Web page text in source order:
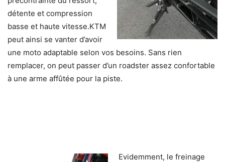
détente et compression
basse et haute vitesse.KTM
peut ainsi se vanter d’avoir
une moto adaptable selon vos besoins. Sans rien
remplacer, on peut passer d’un roadster assez confortable
à une arme affûtée pour la piste.
Evidemment, le freinage